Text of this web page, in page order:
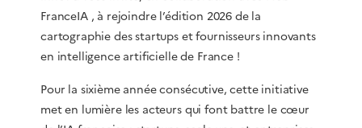
FranceIA, à rejoindre l’édition 2026 de la
cartographie des startups et fournisseurs innovants
en intelligence artificielle de France !
Pour la sixième année consécutive, cette initiative
met en lumière les acteurs qui font battre le cœur